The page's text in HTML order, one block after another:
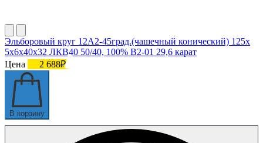
Эльборовый круг 12А2-45град.(чашечный конический) 125х
5х6х40х32 ЛКВ40 50/40, 100% В2-01 29,6 карат
Цена
2 688₽
В корзину